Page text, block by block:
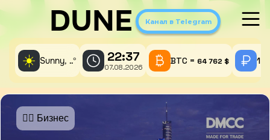
DUNE Канал в Telegram
☀️ Sunny, ..° 22:37
07.08.2026
BTC = 64 762 $ 1
🤵‍♂️ Бизнес